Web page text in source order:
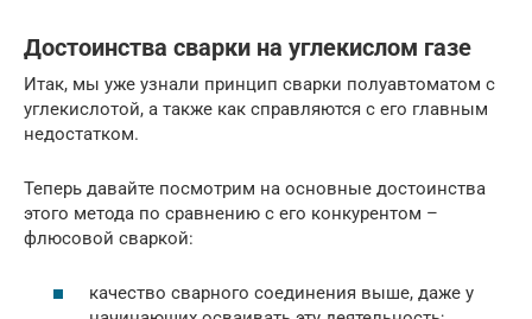
Достоинства сварки на углекислом газе
Итак, мы уже узнали принцип сварки полуавтоматом с
углекислотой, а также как справляются с его главным
недостатком.
Теперь давайте посмотрим на основные достоинства
этого метода по сравнению с его конкурентом –
флюсовой сваркой:
качество сварного соединения выше, даже у